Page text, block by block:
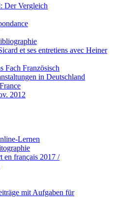
Der Vergleich
et ses entretiens avec Heiner
Fach Französisch
in Deutschland
2012
Lernen
en français 2017 /
mit Aufgaben für